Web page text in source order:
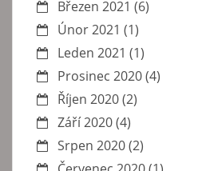
Březen 2021 (6)
Únor 2021 (1)
Leden 2021 (1)
Prosinec 2020(4)
Říjen 2020(2)
Září 2020(4)
Srpen 2020(2)